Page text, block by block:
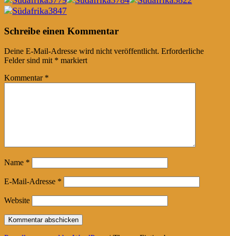
Post
navigation
←
→
Schreibe einen Kommentar
Deine E-Mail-Adresse wird nicht veröffentlicht. Erforderliche
Felder sind mit * markiert
Kommentar *
Name *
E-Mail-Adresse *
Website